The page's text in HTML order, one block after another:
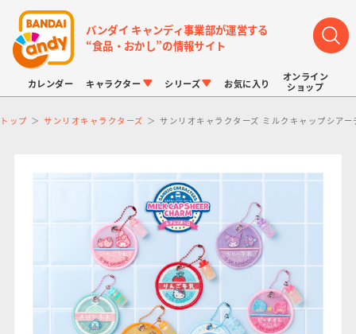
バンダイ キャンディ事業部が運営する
“食品・おかし”の情報サイト
カレンダー キャラクター
LINK TRAVELERS プリキュアシリーズ ドラゴンボール
シリーズ
チョコサプ ポケモンキッズ
お気に入り
オンライン
ショップ
トップ サンリオキャラクターズ サンリオキャラクターズ ミルクキャップシア